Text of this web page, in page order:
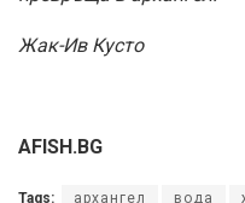
Жак-Ив Кусто
AFISH.BG
Tags: архангел вода